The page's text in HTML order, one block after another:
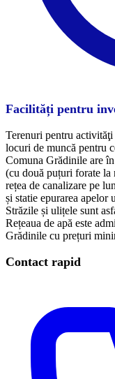
Facilități pentru
Terenuri pentru
locuri de muncă pentru
​Comuna Grădinile are în
(cu două puțuri forate la
rețea de canalizare pe
și statie epurarea apelor
Străzile și ulițele sunt
Rețeaua de apă este
Grădinile cu prețuri
Contact rapid